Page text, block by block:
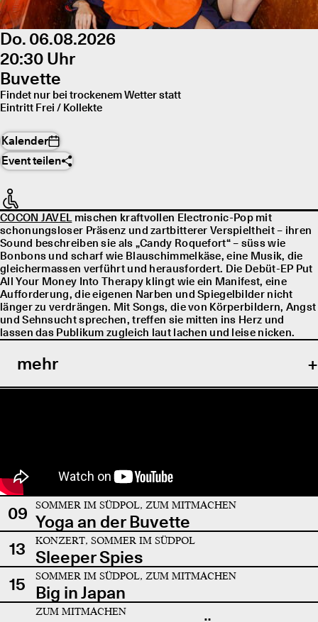
Do. 06.08.2026
20:30 Uhr
Buvette
Findet nur bei trockenem Wetter statt
Eintritt Frei / Kollekte
Kalender
Event teilen
COCON JAVELmischen kraftvollen Electronic-Pop mit
schonungsloser Präsenz und zartbitterer Verspieltheit – ihren
Sound beschreiben sie als „Candy Roquefort“ – süss wie
Bonbons und scharf wie Blauschimmelkäse, eine Musik, die
gleichermassen verführt und herausfordert. Die Debüt-EP Put
All Your Money Into Therapy klingt wie ein Manifest, eine
Aufforderung, die eigenen Narben und Spiegelbilder nicht
länger zu verdrängen. Mit Songs, die von Körperbildern, Angst
und Sehnsucht sprechen, treffen sie mitten ins Herz und
lassen das Publikum zugleich laut lachen und leise nicken.
mehr
09 SOMMER IM SÜDPOL, ZUM MITMACHEN
Yoga an der Buvette
13
KONZERT, SOMMER IM SÜDPOL
Sleeper Spies
15
SOMMER IM SÜDPOL, ZUM MITMACHEN
Big in Japan
ZUM MITMACHEN